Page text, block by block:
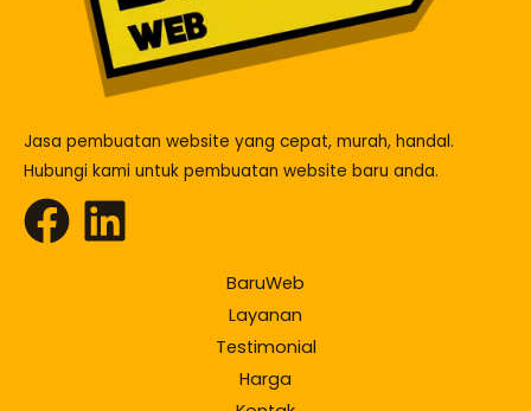
Jasa pembuatan website yang cepat, murah, handal.
Hubungi kami untuk pembuatan website baru anda.
BaruWeb
Layanan
Testimonial
Harga